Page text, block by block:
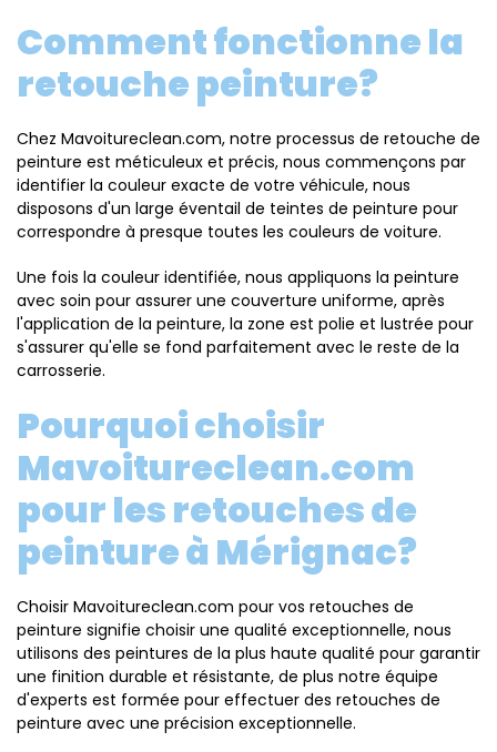
Comment fonctionne la
retouche peinture?
Chez Mavoitureclean.com, notre processus de retouche de
peinture est méticuleux et précis, nous commençons par
identifier la couleur exacte de votre véhicule, nous
disposons d'un large éventail de teintes de peinture pour
correspondre à presque toutes les couleurs de voiture.
Une fois la couleur identifiée, nous appliquons la peinture
avec soin pour assurer une couverture uniforme, après
l'application de la peinture, la zone est polie et lustrée pour
s'assurer qu'elle se fond parfaitement avec le reste de la
carrosserie.
Pourquoi choisir
Mavoitureclean.com
pour les retouches de
peinture à Mérignac?
Choisir Mavoitureclean.com pour vos retouches de
peinture signifie choisir une qualité exceptionnelle, nous
utilisons des peintures de la plus haute qualité pour garantir
une finition durable et résistante, de plus notre équipe
d'experts est formée pour effectuer des retouches de
peinture avec une précision exceptionnelle.